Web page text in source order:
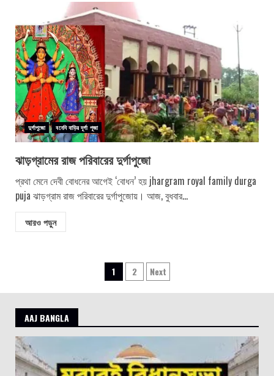
দুর্গাপুজো বনেদি বাড়ির দূর্গা পূজা
ঝাড়গ্রামের রাজ পরিবারের দুর্গাপুজো
প্রথা মেনে দেবী বোধনের আগেই ‘বোধন’ হয় jhargram royal family durga
puja ঝাড়গ্রাম রাজ পরিবারের দুর্গাপুজোয়। আজ, বুধবার...
আরও পড়ুন
Posts
pagination
1 2 Next
AAJ BANGLA